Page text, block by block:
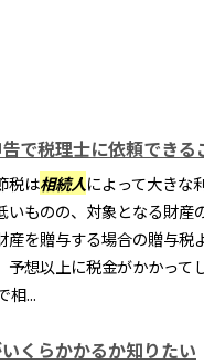
で税理士に依頼できる
税は相続人によって大きな
いものの、対象となる財
産を贈与する場合の贈与税
予想以上に税金がかかって
相...
くらかかるか知りたい